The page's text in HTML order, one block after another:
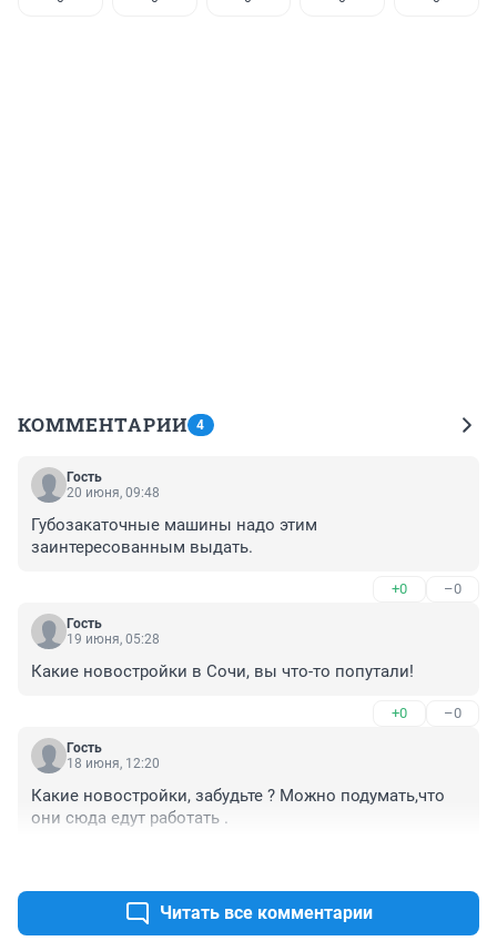
КОММЕНТАРИИ 4
Гость
20 июня, 09:48
Губозакаточные машины надо этим
заинтересованным выдать.
+0 –0
Гость
19 июня, 05:28
Какие новостройки в Сочи, вы что-то попутали!
+0 –0
Гость
18 июня, 12:20
Какие новостройки, забудьте ? Можно подумать,что
они сюда едут работать .
Читать все комментарии